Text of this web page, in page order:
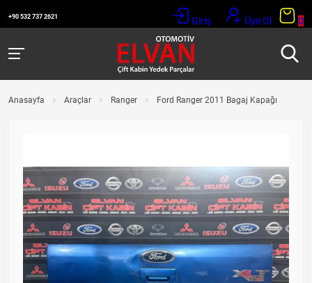
+90 532 737 2621 Giriş Üye Ol 0
Anasayfa Araçlar Ranger Ford Ranger 2011 Bagaj Kapağı